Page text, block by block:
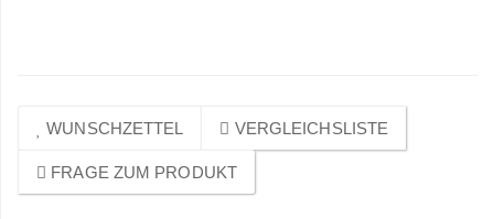
WUNSCHZETTEL VERGLEICHSLISTE
FRAGE ZUM PRODUKT